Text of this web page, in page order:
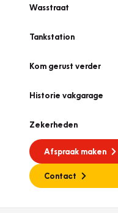
Wasstraat
Tankstation
Kom gerust verder
Historie vakgarage
Zekerheden
Afspraak maken
Contact